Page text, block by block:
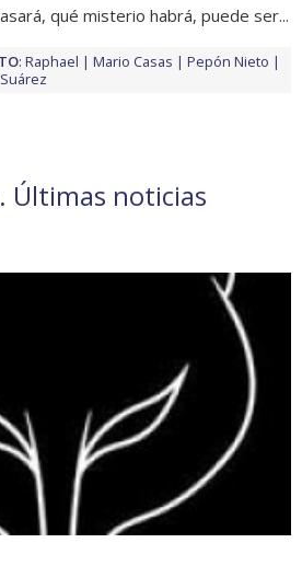
qué misterio habrá, puede ser...
: Raphael Mario Casas
Pepón Nieto
Últimas noticias